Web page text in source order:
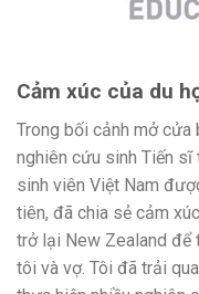
Cảm xúc của du
Trong bối cảnh mở cửa
nghiên cứu sinh Tiến
sinh viên Việt Nam
tiên, đã chia sẻ cảm
trở lại New Zealand để
tôi và vợ. Tôi đã trải